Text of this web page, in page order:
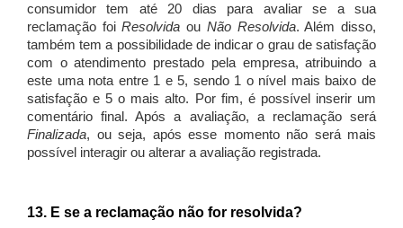
consumidor tem até 20 dias para avaliar se a sua
reclamação foiResolvida ou Não Resolvida. Além disso,
também tem a possibilidade de indicar o grau de satisfação
com o atendimento prestado pela empresa, atribuindo a
este uma nota entre 1 e 5, sendo 1 o nível mais baixo de
satisfação e 5 o mais alto. Por fim, é possível inserir um
comentário final. Após a avaliação, a reclamação será
Finalizada, ou seja, após esse momento não será mais
possível interagir ou alterar a avaliação registrada.
13. E se a reclamação não for resolvida?